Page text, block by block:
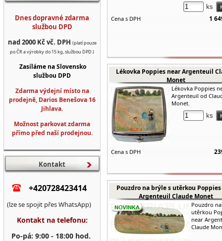
ks
Cena s DPH
1
Lékovka Poppies near Argenteuil
Monet
Lékovka Poppies
Argenteuil od
Monet.
ks
Cena s DPH
Pouzdro na brýle s utěrkou
Argenteuil Claude Monet
Pouzdro
utěrkou
near
Claude
Dnes dopravné zdarma
službou DPD
nad 2000 Kč vč. DPH (platí pouze
po ČR a výrobky do 15 kg, službou DPD.)
Zasíláme na Slovensko
službou DPD
Zdarma výdejní místo na
prodejně, Darios Benešova 16
Jihlava.
Možnost parkovat zdarma
přímo před naší prodejnou.
Kontakt
+420728423414
(lze se spojit přes WhatsApp)
Kontakt na telefonu:
Po-pá: 9:00 - 18:00 hod.